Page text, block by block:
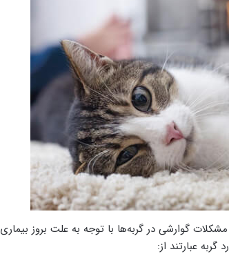
گوارشی در گربه‌ها با توجه به علت بروز بیماری
عبارتند از: